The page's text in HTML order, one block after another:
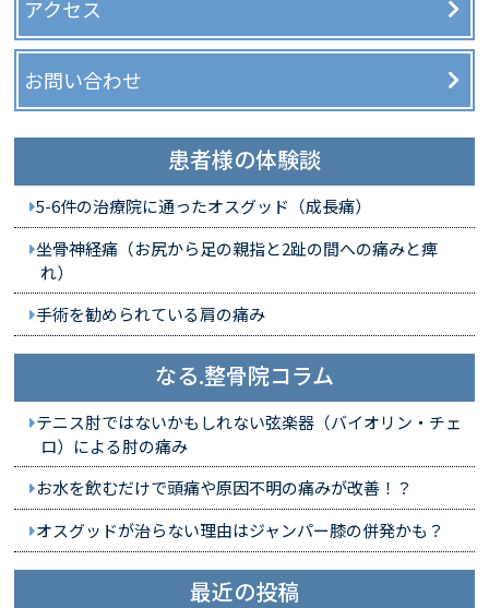
アクセス
お問い合わせ
患者様の体験談
5-6件の治療院に通ったオスグッド（成長痛）
坐骨神経痛（お尻から足の親指と2趾の間への痛みと痺
れ）
手術を勧められている肩の痛み
なる.整骨院コラム
テニス肘ではないかもしれない弦楽器（バイオリン・チェ
ロ）による肘の痛み
お水を飲むだけで頭痛や原因不明の痛みが改善！？
オスグッドが治らない理由はジャンパー膝の併発かも？
最近の投稿